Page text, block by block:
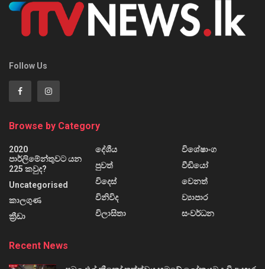
Follow Us
Browse by Category
2020
පාර්ලිමේන්තුවට යන
225 කවුද?
Uncategorised
කාලගුණ
ක්‍රීඩා
දේශීය
පුවත්
විදෙස්
විනිවිද
විලාසිතා
විශේෂාංග
වීඩියෝ
වෙනත්
ව්‍යාපාර
සංවර්ධන
Recent News